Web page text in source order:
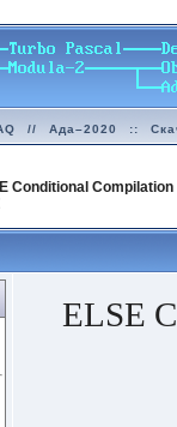
// Ада–2020 ::
Conditional
ELSE